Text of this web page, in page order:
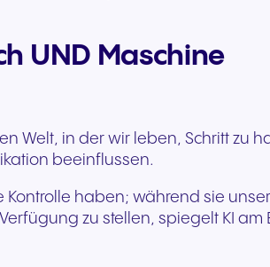
UND Maschine
Welt, in der wir leben, Schritt zu
beeinflussen.
Kontrolle haben; während sie
zu stellen, spiegelt KI